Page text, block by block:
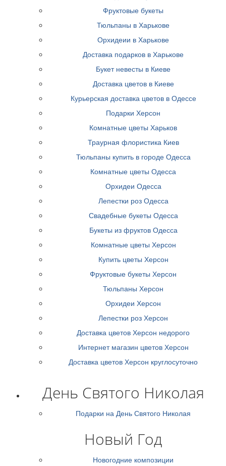
Фруктовые букеты
Тюльпаны в Харькове
Орхидеии в Харькове
Доставка подарков в Харькове
Букет невесты в Киеве
Доставка цветов в Киеве
Курьерская доставка цветов в Одессе
Подарки Херсон
Комнатные цветы Харьков
Траурная флористика Киев
Тюльпаны купить в городе Одесса
Комнатные цветы Одесса
Орхидеи Одесса
Лепестки роз Одесса
Свадебные букеты Одесса
Букеты из фруктов Одесса
Комнатные цветы Херсон
Купить цветы Херсон
Фруктовые букеты Херсон
Тюльпаны Херсон
Орхидеи Херсон
Лепестки роз Херсон
Доставка цветов Херсон недорого
Интернет магазин цветов Херсон
Доставка цветов Херсон круглосуточно
День Святого Николая
Подарки на День Святого Николая
Новый Год
Новогодние композиции